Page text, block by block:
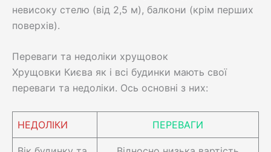
невисоку стелю (від 2,5 м), балкони (крім перших
поверхів).
Переваги та недоліки хрущовок
Хрущовки Києва як і всі будинки мають свої
переваги та недоліки. Ось основні з них:
НЕДОЛІКИ ПЕРЕВАГИ